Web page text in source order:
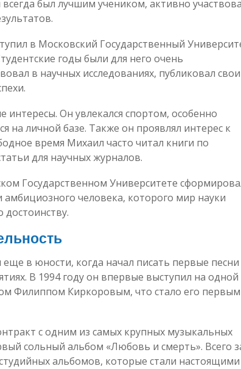
был лучшим учеником, активно
в Московский Государственный
годы были для него очень
в научных исследованиях, публиковал свои
Он увлекался спортом, особенно
на личной базе. Также он проявлял интерес к
время Михаил часто читал книги по
для научных журналов.
Государственном Университете
человека, которого мир науки
достоинству.
в юности, когда начал писать первые песни
В 1994 году он впервые выступил на одной
Филиппом Киркоровым, что стало его первым
с одним из самых крупных музыкальных
сольный альбом «Любовь и смерть». Всего
альбомов, которые стали настоящими